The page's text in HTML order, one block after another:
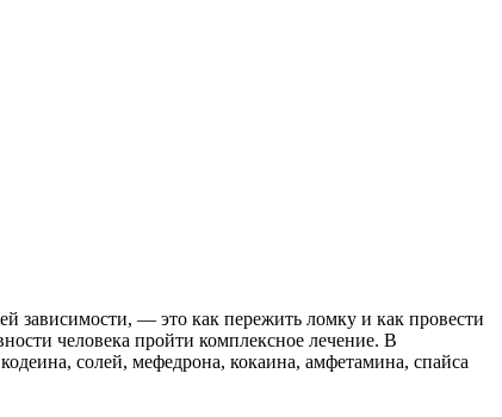
зависимости, — это как пережить ломку и как провести
человека пройти комплексное лечение. В
солей, мефедрона, кокаина, амфетамина, спайса